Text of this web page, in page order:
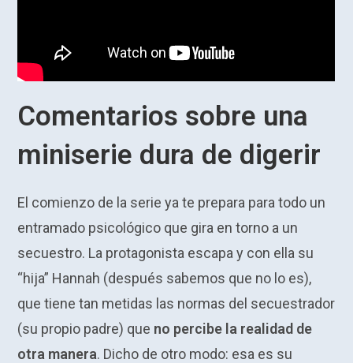
Comentarios sobre una
miniserie dura de digerir
El comienzo de la serie ya te prepara para todo un
entramado psicológico que gira en torno a un
secuestro. La protagonista escapa y con ella su
“hija” Hannah (después sabemos que no lo es),
que tiene tan metidas las normas del secuestrador
(su propio padre) que no percibe la realidad de
otra manera. Dicho de otro modo: esa es su